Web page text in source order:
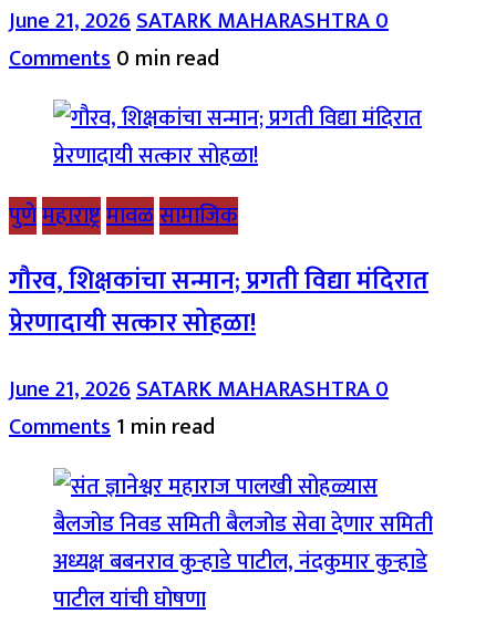
June 21, 2026SATARK MAHARASHTRA0
Comments0 min read
पुणेमहाराष्ट्रमावळसामाजिक
गौरव, शिक्षकांचा सन्मान; प्रगती विद्या मंदिरात
प्रेरणादायी सत्कार सोहळा!
June 21, 2026SATARK MAHARASHTRA0
Comments1 min read